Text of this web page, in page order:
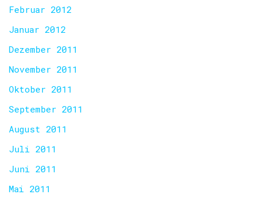
Februar 2012
Januar 2012
Dezember 2011
November 2011
Oktober 2011
September 2011
August 2011
Juli 2011
Juni 2011
Mai 2011